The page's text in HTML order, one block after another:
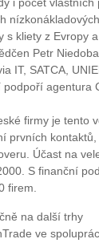
s kliety z Evropy
Petr
IT, SATCA,
podpoří agentura
firmy je tento
prvních
Účast na
S finanční
firem.
na další trhy
ve